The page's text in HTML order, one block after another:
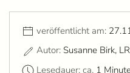
veröffentlicht am:
Autor: Susanne Birk,
Lesedauer: ca. 1